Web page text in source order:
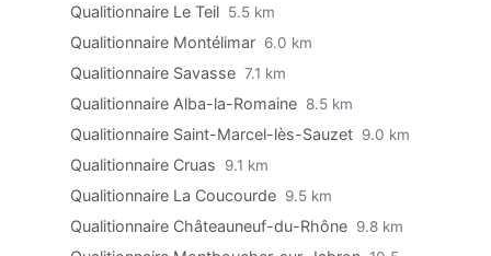
Qualitionnaire Le Teil 5.5 km
Qualitionnaire Montélimar 6.0 km
Qualitionnaire Savasse 7.1 km
Qualitionnaire Alba-la-Romaine 8.5 km
Qualitionnaire Saint-Marcel-lès-Sauzet 9.0 km
Qualitionnaire Cruas 9.1 km
Qualitionnaire La Coucourde 9.5 km
Qualitionnaire Châteauneuf-du-Rhône 9.8 km